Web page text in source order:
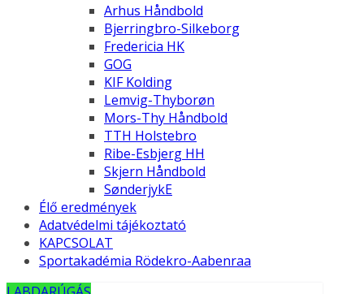
Arhus Håndbold
Bjerringbro-Silkeborg
Fredericia HK
GOG
KIF Kolding
Lemvig-Thyborøn
Mors-Thy Håndbold
TTH Holstebro
Ribe-Esbjerg HH
Skjern Håndbold
SønderjykE
Élő eredmények
Adatvédelmi tájékoztató
KAPCSOLAT
Sportakadémia Rödekro-Aabenraa